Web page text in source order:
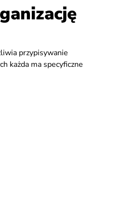
przypisywanie
każda ma specyficzne